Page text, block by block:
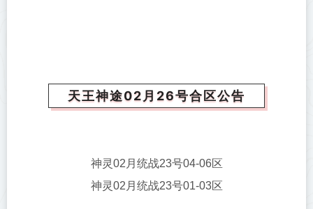
天王神途02月26号合区公告
神灵02月统战23号04-06区
神灵02月统战23号01-03区